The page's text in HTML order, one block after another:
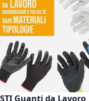
STI Guanti da Lavoro